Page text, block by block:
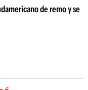
de remo y se